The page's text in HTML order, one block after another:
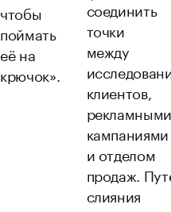
чтобы
поймать
её на
крючок».
соединить
точки
между
клиентов,
рекламными
кампаниями
и отделом
продаж.
слияния